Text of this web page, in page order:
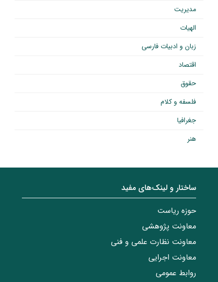
مدیریت
الهیات
زبان و ادبیات فارسی
اقتصاد
حقوق
فلسفه و کلام
جغرافیا
هنر
ساختار‌‌ و‌‌ لینک‌های مفید
حوزه ریاست
معاونت پژوهشی
معاونت نظارت علمی و فنی
معاونت اجرایی
روابط عمومی